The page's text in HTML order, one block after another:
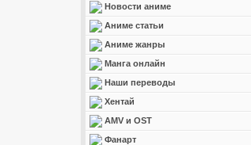
Новости аниме
Аниме статьи
Аниме жанры
Манга онлайн
Наши переводы
Хентай
AMV и OST
Фанарт